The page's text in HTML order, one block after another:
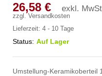
26,58€ exkl.
zzgl.Versandkosten
Lieferzeit:4 - 10 Tage
Status: Auf Lager
Umstellung-Keramikoberteil